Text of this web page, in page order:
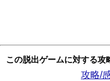
この脱出ゲームに対する攻
攻略/